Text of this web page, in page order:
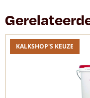
KALKSHOP'S KEUZE